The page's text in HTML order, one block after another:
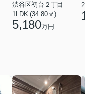
渋谷区初台２丁目
1LDK (34.80㎡)
5,180万円